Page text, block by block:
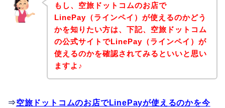
もし、空旅ドットコムのお店で
LinePay（ラインペイ）が使えるのかどう
かを知りたい方は、下記、空旅ドットコム
の公式サイトでLinePay（ラインペイ）が
使えるのかを確認されてみるといいと思い
ますよ♪
⇒空旅ドットコムのお店でLinePayが使えるのかを今